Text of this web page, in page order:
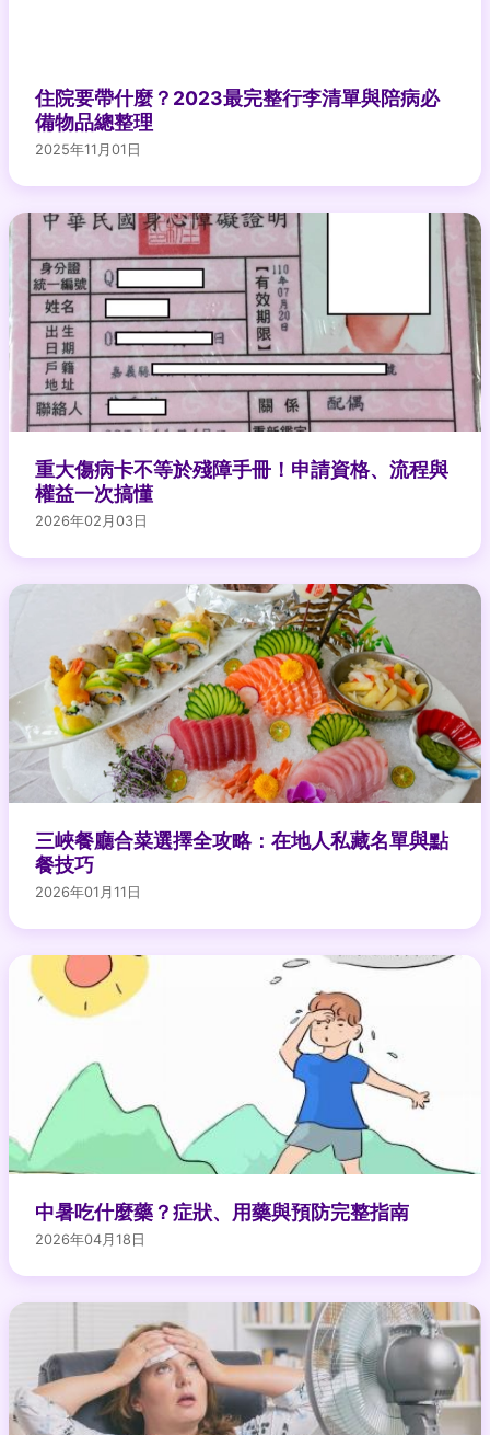
住院要帶什麼？2023最完整行李清單與陪病必
備物品總整理
2025年11月01日
重大傷病卡不等於殘障手冊！申請資格、流程與
權益一次搞懂
2026年02月03日
三峽餐廳合菜選擇全攻略：在地人私藏名單與點
餐技巧
2026年01月11日
中暑吃什麼藥？症狀、用藥與預防完整指南
2026年04月18日